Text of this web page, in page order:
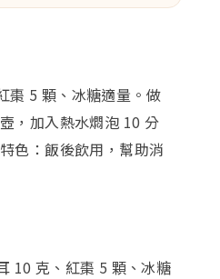
棗 5 顆、冰糖適量。做
，加入熱水燜泡 10 分
色：飯後飲用，幫助消
10 克、紅棗 5 顆、冰糖